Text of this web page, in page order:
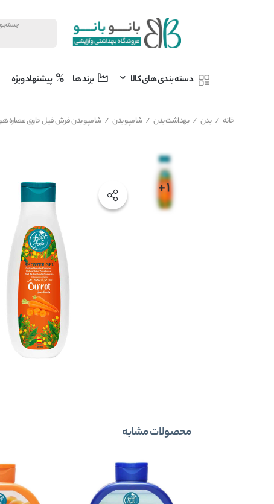
دسته بندی های کالا برند ها پیشنهاد ویژه
خانه / بدن / بهداشت بدن / شامپو بدن / شامپو بدن فرش فیل حاوی عصاره هویج حجم
محصولات مشابه